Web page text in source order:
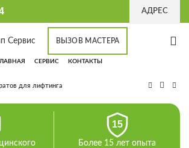
АДРЕС
ВЫЗОВ МАСТЕРА
СЕРВИС КОНТАКТЫ
для лифтинга
15
Более 15 лет опыта